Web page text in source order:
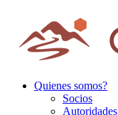
Quienes somos?
Socios
Autoridades